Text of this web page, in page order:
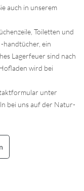
auch in unserem
Toiletten und
handtücher, ein
Lagerfeuer sind nach
wird bei
unter
bei uns auf der Natur-